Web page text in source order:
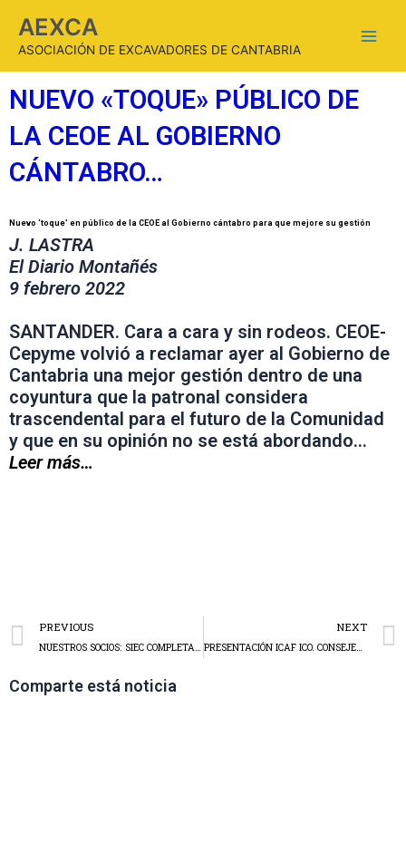
AEXCA
ASOCIACIÓN DE EXCAVADORES DE CANTABRIA
NUEVO «TOQUE» PÚBLICO DE
LA CEOE AL GOBIERNO
CÁNTABRO…
Nuevo ‘toque’ en público de la CEOE al Gobierno cántabro para que mejore su gestión
J. LASTRA
El Diario Montañés
9 febrero 2022
SANTANDER. Cara a cara y sin rodeos. CEOE-
Cepyme volvió a reclamar ayer al Gobierno de
Cantabria una mejor gestión dentro de una
coyuntura que la patronal considera
trascendental para el futuro de la Comunidad
y que en su opinión no se está abordando…
Leer más…
PREVIOUS
NUESTROS SOCIOS: SIEC COMPLETARÁ LAS OBRAS DEL CENTRO CÍVICO DE VALDENOJA
NEXT
PRESENTACIÓN ICAF ICO. CONSEJERÍA DE ECONÓMIA Y HACIENDA CANTABRIA.
Comparte está noticia